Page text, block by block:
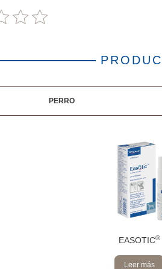
PERRO
EASOTIC®
Leer más